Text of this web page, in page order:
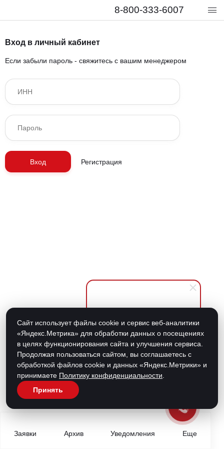
Владислав Варганов
Здравствуйте. готов помочь
вам с организацией
грузоперевозок, рассчитать
стоимость или ответить на
любые вопросы.
8-800-333-6007
Заявки Архив Уведомления
Вход в личный кабинет
Если забыли пароль - свяжитесь с вашим менеджером
Вход Регистрация
Сайт использует файлы cookie и сервис веб-аналитики
«Яндекс.Метрика» для обработки данных о посещениях
в целях функционирования сайта и улучшения сервиса.
Продолжая пользоваться сайтом, вы соглашаетесь с
обработкой файлов cookie и данных «Яндекс.Метрики» и
принимаете Политику конфиденциальности
Принять